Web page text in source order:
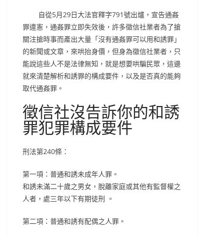
自從5月29日大法官釋字791號出爐，宣告通姦
罪違憲，通姦罪立即失效後，許多徵信社業者為了搶
關注搶時事而產出大量「沒有通姦罪可以用和誘罪」
的新聞或文章，來哄抬身價，但身為徵信社業者，只
能說這些人不是法律無知，就是想要哄騙民眾，這邊
就來清楚解析和誘罪的構成要件，以及是否真的能夠
取代通姦罪。
徵信社沒告訴你的和誘
罪犯罪構成要件
刑法第240條：
第一項：普通和誘未成年人罪。
和誘未滿二十歲之男女，脫離家庭或其他有監督權之
人者，處三年以下有期徒刑 。
第二項：普通和誘有配偶之人罪。